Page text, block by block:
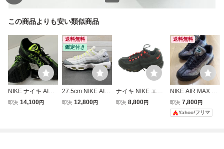
この商品よりも安い類似商品
NIKE ナイキ AIR
MAX 95 Ultra Jac
即決 14,100円
送料無料
鑑定付き
27.5cm NIKE AIR
MAX 95 DH8256-
即決 12,800円
ナイキ NIKE エア
マックス 95 AIR
即決 8,800円
送料無料
NIKE AIR MAX 95
“DNA”ナイキエア
マックス95DNA2
7,5cmグレー／オ
即決 7,800円
Yahoo!フリマ